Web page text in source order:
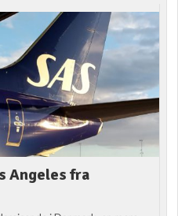
Angeles fra